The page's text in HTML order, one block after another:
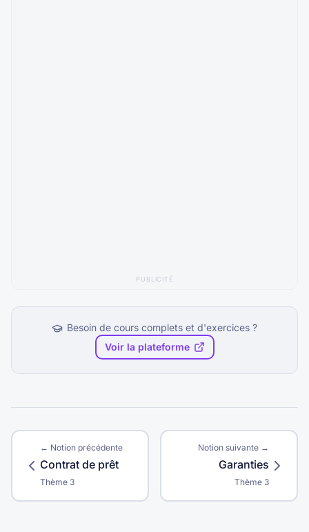
PUBLICITÉ
Besoin de cours complets et d'exercices ?
Voir la plateforme
← Notion précédente
Contrat de prêt
Thème 3
Notion suivante →
Garanties
Thème 3